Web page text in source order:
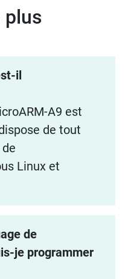
plus
il
A9 est
de tout
Linux et
de
je programmer